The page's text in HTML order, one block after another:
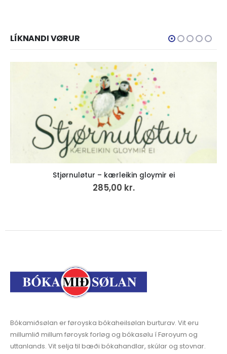
LÍKNANDI VØRUR
Stjørnuløtur – kærleikin gloymir ei
285,00kr.
Bókamiðsølan er føroyska bókaheilsølan burturav. Vit eru
millumlið millum føroysk forløg og bókasølu í Føroyum og
uttanlands. Vit selja til bæði bókahandlar, skúlar og stovnar.